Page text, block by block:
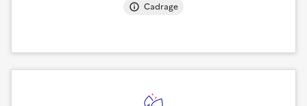
Cadrage